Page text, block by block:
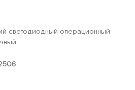
светодиодный операционный